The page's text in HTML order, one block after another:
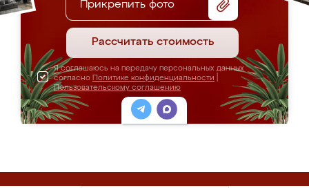
Прикрепить фото
Рассчитать стоимость
Я соглашаюсь на передачу персональных данных
согласно Политике конфиденциальности
Пользовательскому соглашению